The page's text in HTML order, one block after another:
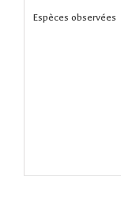
Espèces observées